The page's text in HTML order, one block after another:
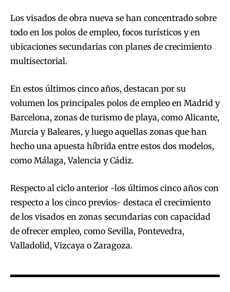
Los visados de obra nueva se han concentrado sobre
todo en los polos de empleo, focos turísticos y en
ubicaciones secundarias con planes de crecimiento
multisectorial.
En estos últimos cinco años, destacan por su
volumen los principales polos de empleo en Madrid y
Barcelona, zonas de turismo de playa, como Alicante,
Murcia y Baleares, y luego aquellas zonas que han
hecho una apuesta híbrida entre estos dos modelos,
como Málaga, Valencia y Cádiz.
Respecto al ciclo anterior -los últimos cinco años con
respecto a los cinco previos- destaca el crecimiento
de los visados en zonas secundarias con capacidad
de ofrecer empleo, como Sevilla, Pontevedra,
Valladolid, Vizcaya o Zaragoza.